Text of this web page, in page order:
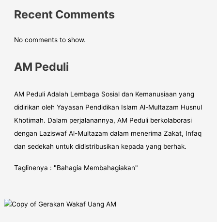
Recent Comments
No comments to show.
AM Peduli
AM Peduli Adalah Lembaga Sosial dan Kemanusiaan yang
didirikan oleh Yayasan Pendidikan Islam Al-Multazam Husnul
Khotimah. Dalam perjalanannya, AM Peduli berkolaborasi
dengan Laziswaf Al-Multazam dalam menerima Zakat, Infaq
dan sedekah untuk didistribusikan kepada yang berhak.
Taglinenya : "Bahagia Membahagiakan"